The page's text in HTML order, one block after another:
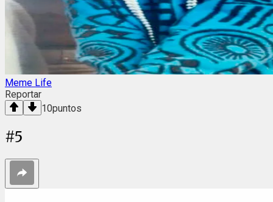
Meme Life
Reportar
10puntos
#5